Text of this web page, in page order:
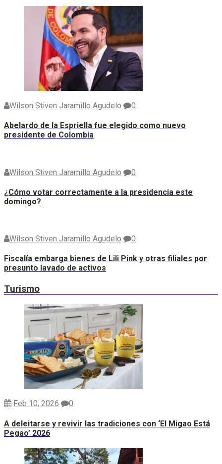
Wilson Stiven Jaramillo Agudelo 0
Abelardo de la Espriella fue elegido como nuevo
presidente de Colombia
Wilson Stiven Jaramillo Agudelo 0
¿Cómo votar correctamente a la presidencia este
domingo?
Wilson Stiven Jaramillo Agudelo 0
Fiscalía embarga bienes de Lili Pink y otras filiales por
presunto lavado de activos
Turismo
Feb 10, 2026 0
A deleitarse y revivir las tradiciones con ‘El Migao Está
Pegao’ 2026